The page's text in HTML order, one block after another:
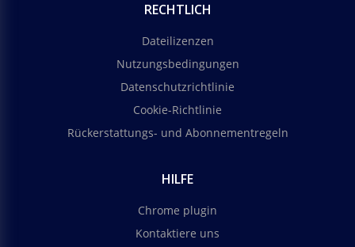
RECHTLICH
Dateilizenzen
Nutzungsbedingungen
Datenschutzrichtlinie
Cookie-Richtlinie
Rückerstattungs- und Abonnementregeln
HILFE
Chrome plugin
Kontaktiere uns